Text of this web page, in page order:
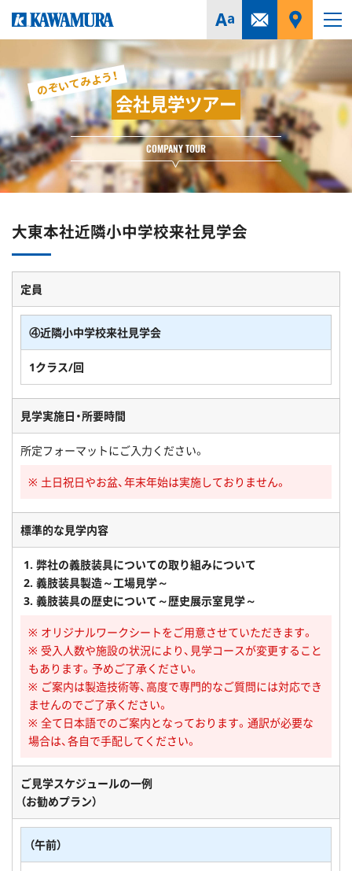
のぞいてみよう！
会社見学ツアー
COMPANY TOUR
大東本社近隣小中学校来社見学会
定員
④近隣小中学校来社見学会
1クラス/回
見学実施日・所要時間
所定フォーマットにご入力ください。
※ 土日祝日やお盆、年末年始は実施しておりません。
標準的な見学内容
弊社の義肢装具についての取り組みについて
義肢装具製造～工場見学～
義肢装具の歴史について～歴史展示室見学～
※ オリジナルワークシートをご用意させていただきます。
※ 受入人数や施設の状況により、見学コースが変更すること
もあります。予めご了承ください。
※ ご案内は製造技術等、高度で専門的なご質問には対応でき
ませんのでご了承ください。
※ 全て日本語でのご案内となっております。通訳が必要な
場合は、各自で手配してください。
ご見学スケジュールの一例
（お勧めプラン）
（午前）